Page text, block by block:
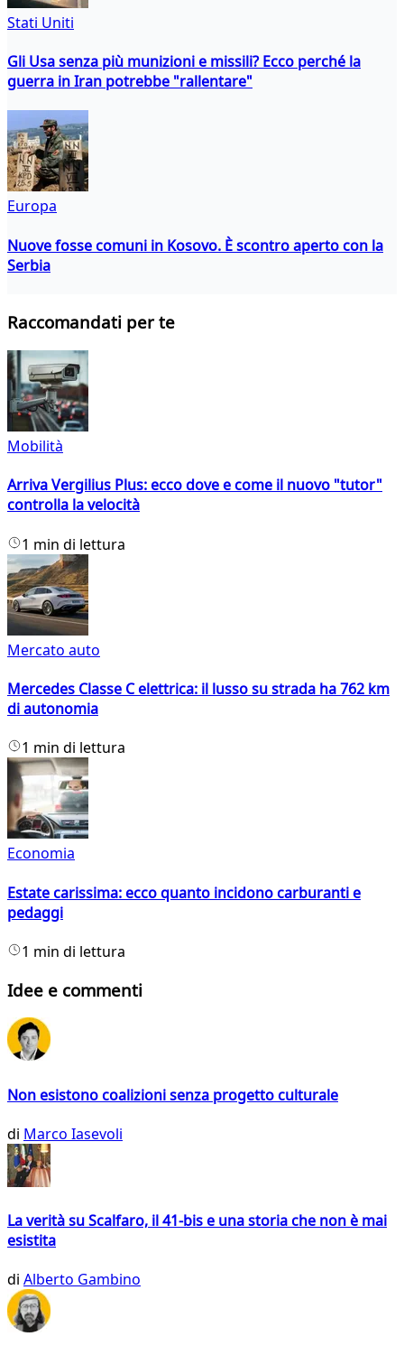
Stati Uniti
Gli Usa senza più munizioni e missili? Ecco perché la
guerra in Iran potrebbe "rallentare"
Europa
Nuove fosse comuni in Kosovo. È scontro aperto con la
Serbia
Raccomandati per te
Mobilità
Arriva Vergilius Plus: ecco dove e come il nuovo "tutor"
controlla la velocità
1 min di lettura
Mercato auto
Mercedes Classe C elettrica: il lusso su strada ha 762 km
di autonomia
1 min di lettura
Economia
Estate carissima: ecco quanto incidono carburanti e
pedaggi
1 min di lettura
Idee e commenti
Non esistono coalizioni senza progetto culturale
di Marco Iasevoli
La verità su Scalfaro, il 41-bis e una storia che non è mai
esistita
di Alberto Gambino